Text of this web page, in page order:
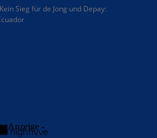
Kein Sieg für de Jong und Depay:
- Anzeige -